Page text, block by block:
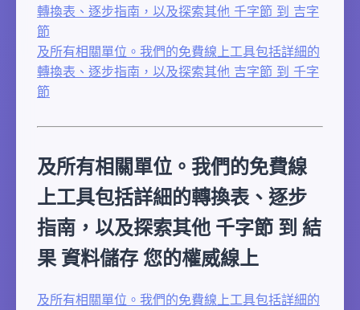
轉換表、逐步指南，以及探索其他 千字節 到 吉字
節
及所有相關單位。我們的免費線上工具包括詳細的
轉換表、逐步指南，以及探索其他 吉字節 到 千字
節
及所有相關單位。我們的免費線
上工具包括詳細的轉換表、逐步
指南，以及探索其他 千字節 到 結
果 資料儲存 您的權威線上
及所有相關單位。我們的免費線上工具包括詳細的